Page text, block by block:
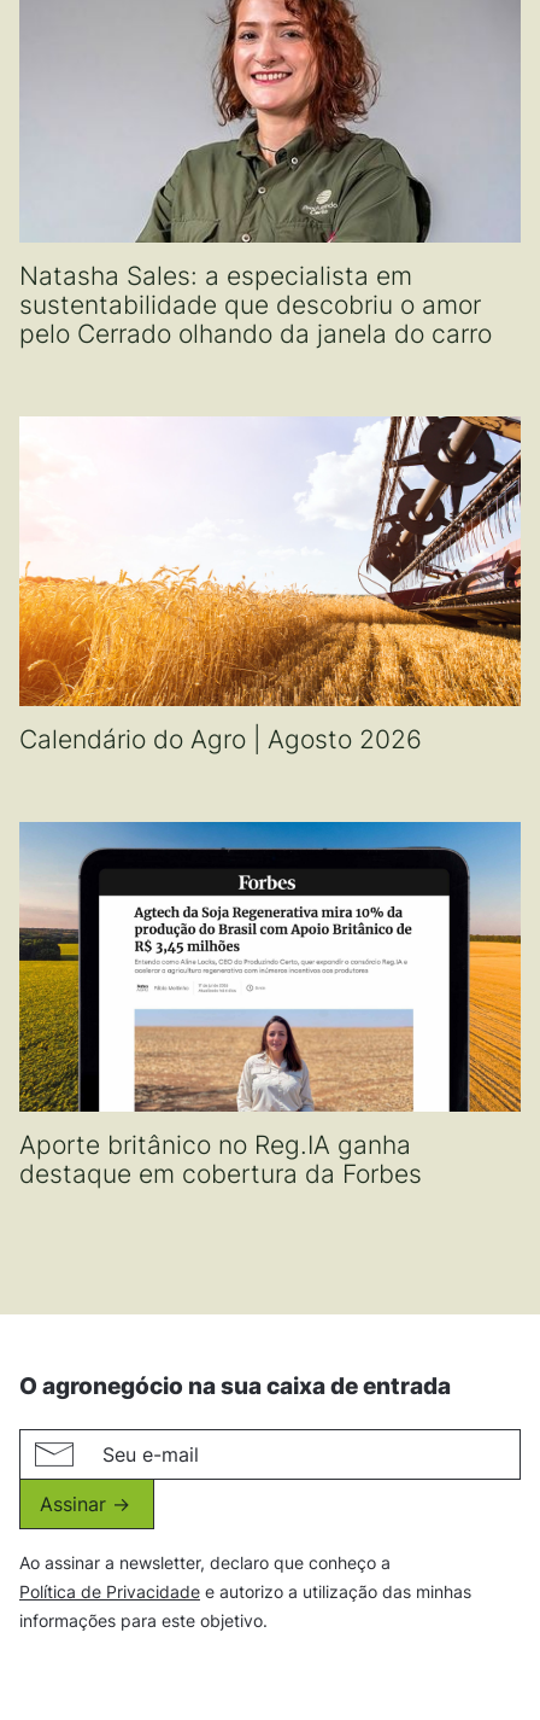
Natasha Sales: a especialista em
sustentabilidade que descobriu o amor
pelo Cerrado olhando da janela do carro
Calendário do Agro | Agosto 2026
Aporte britânico no Reg.IA ganha
destaque em cobertura da Forbes
O agronegócio na sua caixa de entrada
Assinar ->
Ao assinar a newsletter, declaro que conheço a
Política de Privacidade e autorizo a utilização das minhas
informações para este objetivo.